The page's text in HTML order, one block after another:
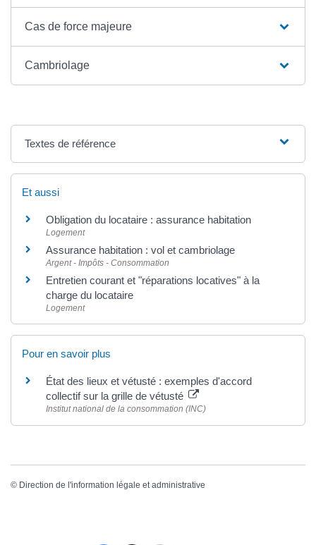
Cas de force majeure
Cambriolage
Textes de référence
Et aussi
Obligation du locataire : assurance habitation
Logement
Assurance habitation : vol et cambriolage
Argent - Impôts - Consommation
Entretien courant et "réparations locatives" à la
charge du locataire
Logement
Pour en savoir plus
État des lieux et vétusté : exemples d'accord
collectif sur la grille de vétusté
Institut national de la consommation (INC)
© Direction de l'information légale et administrative